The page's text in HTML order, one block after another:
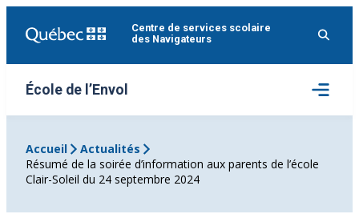
Centre de services scolaire
des Navigateurs
École de l’Envol
Ouvrir
le
menu
Accueil
Actualités
Résumé de la soirée d’information aux parents de l’école
Clair-Soleil du 24 septembre 2024